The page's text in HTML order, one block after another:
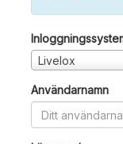
Livelox
Användarnamn